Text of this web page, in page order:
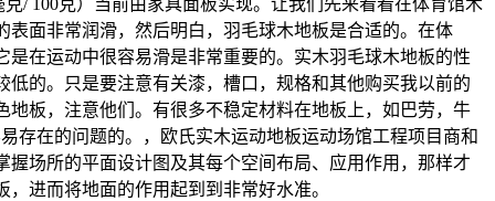
面非常润滑，然后明白，羽毛球木地板是合适的。在体
在运动中很容易滑是非常重要的。实木羽毛球木地板的性
的。只是要注意有关漆，槽口，规格和其他购买我以前的
板，注意他们。有很多不稳定材料在地板上，如巴劳，牛
存在的问题的。，欧氏实木运动地板运动场馆工程项目商和
场所的平面设计图及其每个空间布局、应用作用，那样才
进而将地面的作用起到到非常好水准。